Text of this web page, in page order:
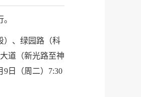
）、绿园路（科
道（新光路至神
日（周二）7:30